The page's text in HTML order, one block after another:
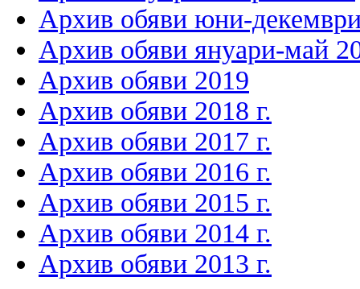
Архив обяви юни-
Архив обяви януари-май
Архив обяви 2019
Архив обяви 2018 г.
Архив обяви 2017 г.
Архив обяви 2016 г.
Архив обяви 2015 г.
Архив обяви 2014 г.
Архив обяви 2013 г.